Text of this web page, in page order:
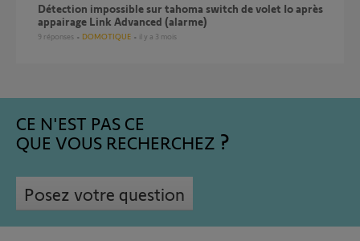
Détection impossible sur tahoma switch de volet Io après
appairage Link Advanced (alarme)
9 réponses DOMOTIQUE il y a 3 mois
CE N'EST PAS CE
QUE VOUS RECHERCHEZ
Posez votre question